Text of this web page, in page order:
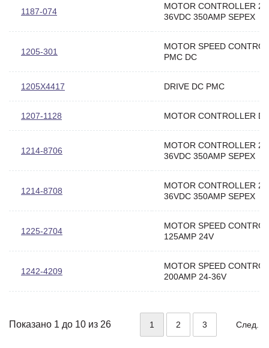
1187-074
MOTOR CONTROLLER
36VDC 350AMP SEPEX
1205-301
MOTOR SPEED
PMC DC
1205X4417 DRIVE DC PMC
1207-1128 MOTOR CONTROLLER
1214-8706
MOTOR CONTROLLER
36VDC 350AMP SEPEX
1214-8708
MOTOR CONTROLLER
36VDC 350AMP SEPEX
1225-2704
MOTOR SPEED
125AMP 24V
1242-4209
MOTOR SPEED
200AMP 24-36V
Показано 1 до 10 из 26 1 2 3 След.